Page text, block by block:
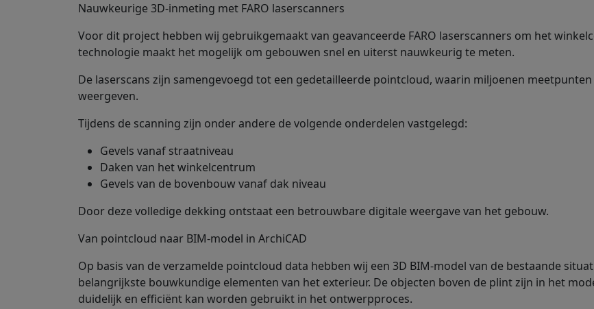
Nauwkeurige 3D-inmeting met FARO laserscanners
Voor dit project hebben wij gebruikgemaakt van geavanceerde FARO laserscanners om het
technologie maakt het mogelijk om gebouwen snel en uiterst nauwkeurig te meten.
De laserscans zijn samengevoegd tot een gedetailleerde pointcloud, waarin miljoenen
weergeven.
Tijdens de scanning zijn onder andere de volgende onderdelen vastgelegd:
Gevels vanaf straatniveau
Daken van het winkelcentrum
Gevels van de bovenbouw vanaf dak niveau
Door deze volledige dekking ontstaat een betrouwbare digitale weergave van het gebouw.
Alinea
Van pointcloud naar BIM-model in ArchiCAD
Op basis van de verzamelde pointcloud data hebben wij een 3D BIM-model van de bestaande
belangrijkste bouwkundige elementen van het exterieur. De objecten boven de plint zijn in het
duidelijk en efficiënt kan worden gebruikt in het ontwerpproces.